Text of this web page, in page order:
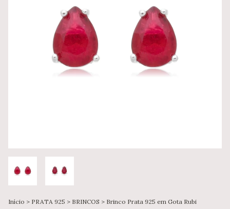
Início > PRATA 925 > BRINCOS > Brinco Prata 925 em Gota Rubi